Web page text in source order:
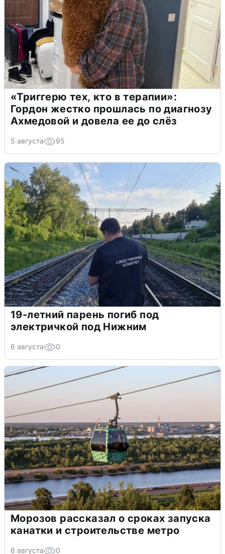
«Триггерю тех, кто в терапии»:
Гордон жестко прошлась по диагнозу
Ахмедовой и довела ее до слёз
5 августа 95
19-летний парень погиб под
электричкой под Нижним
6 августа 0
Морозов рассказал о сроках запуска
канатки и строительстве метро
6 августа 0